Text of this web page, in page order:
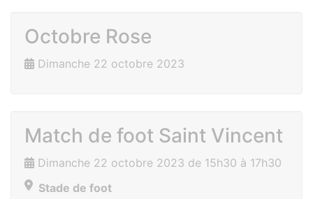
Octobre Rose
Dimanche 22 octobre 2023
Match de foot Saint Vincent
Dimanche 22 octobre 2023 de 15h30 à 17h30
Stade de foot